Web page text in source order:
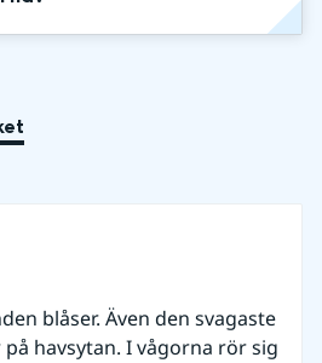
blåser. Även den svagaste
havsytan. I vågorna rör sig